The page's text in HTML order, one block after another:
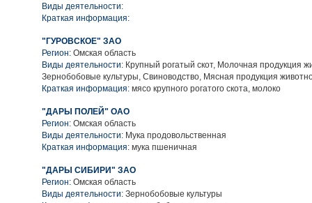
Виды деятельности:
Краткая информация:
"ГУРОВСКОЕ" ЗАО
Регион: Омская область
Виды деятельности: Крупный рогатый скот, Молочная продукция
Зернобобовые культуры, Свиноводство, Мясная продукция
Краткая информация: мясо крупного рогатого скота, молоко
"ДАРЫ ПОЛЕЙ" ОАО
Регион: Омская область
Виды деятельности: Мука продовольственная
Краткая информация: мука пшеничная
"ДАРЫ СИБИРИ" ЗАО
Регион: Омская область
Виды деятельности: Зернобобовые культуры